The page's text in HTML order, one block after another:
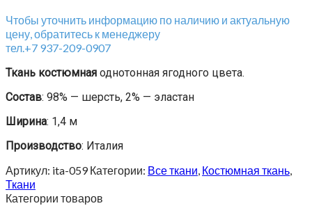
Чтобы уточнить информацию по наличию и актуальную
цену, обратитесь к менеджеру
тел.+7 937-209-0907
Ткань костюмная однотонная ягодного цвета.
Состав: 98% — шерсть, 2% — эластан
Ширина: 1,4 м
Производство: Италия
Артикул: ita-059 Категории: Все ткани, Костюмная ткань,
Ткани
Категории товаров